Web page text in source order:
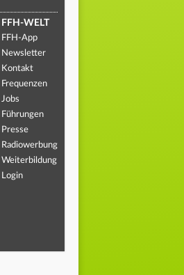
FFH-WELT
FFH-App
Newsletter
Kontakt
Frequenzen
Jobs
Führungen
Presse
Radiowerbung
Weiterbildung
Login